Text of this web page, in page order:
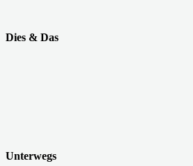
Dies & Das
Unterwegs